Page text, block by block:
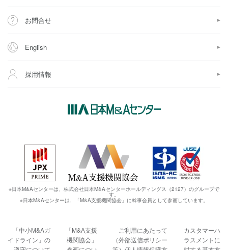
お問合せ
English
採用情報
※日本M&Aセンターは、株式会社日本M&Aセンターホールディングス（2127）のグループで
す。
※日本M&Aセンターは、「M&A支援機関協会」に幹事会員として参画しています。
「中小M&Aガ
イドライン」の
「M&A支援
機関協会」
ご利用にあたって
（外部送信ポリシー
カスタマーハ
ラスメントに